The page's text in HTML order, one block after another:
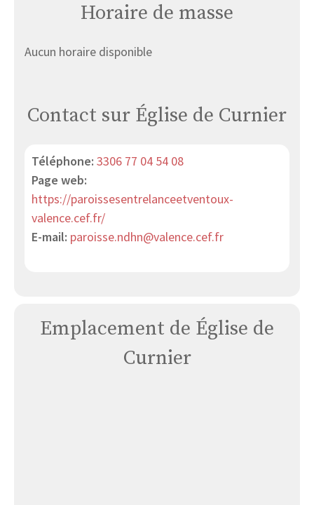
Horaire de masse
Aucun horaire disponible
Contact sur Église de Curnier
Téléphone: 3306 77 04 54 08
Page web:
https://paroissesentrelanceetventoux-
valence.cef.fr/
E-mail: paroisse.ndhn@valence.cef.fr
Emplacement de Église de
Curnier